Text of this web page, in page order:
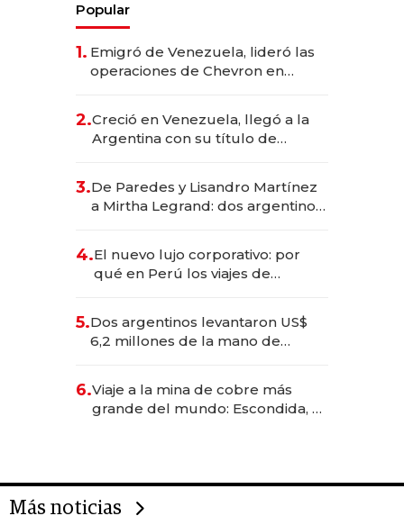
Popular
1. Emigró de Venezuela, lideró las
operaciones de Chevron en
2.Creció en Venezuela, llegó a la
Argentina con su título de
las marcas "fast premium"
3.De Paredes y Lisandro Martínez
a Mirtha Legrand: dos argentinos
4.El nuevo lujo corporativo: por
qué en Perú los viajes de
para convertirse en experiencias
transformadoras
5.Dos argentinos levantaron US$
6,2 millones de la mano de
6.Viaje a la mina de cobre más
grande del mundo: Escondida, el
Más noticias